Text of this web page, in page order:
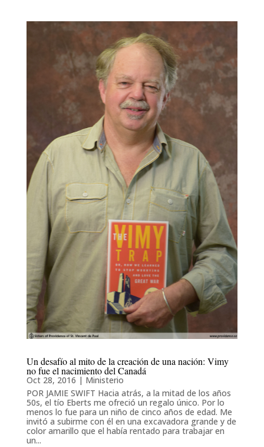
Un desafío al mito de la creación de una nación: Vimy
no fue el nacimiento del Canadá
Oct 28, 2016 | Ministerio
POR JAMIE SWIFT Hacia atrás, a la mitad de los años
50s, el tío Eberts me ofreció un regalo único. Por lo
menos lo fue para un niño de cinco años de edad. Me
invitó a subirme con él en una excavadora grande y de
color amarillo que el había rentado para trabajar en
un...